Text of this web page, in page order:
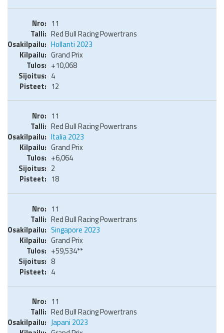
11
Red Bull Racing Powertrans
Hollanti 2023
Grand Prix
+10,068
4
12
11
Red Bull Racing Powertrans
Italia 2023
Grand Prix
+6,064
2
18
11
Red Bull Racing Powertrans
Singapore 2023
Grand Prix
+59,534**
8
4
11
Red Bull Racing Powertrans
Japani 2023